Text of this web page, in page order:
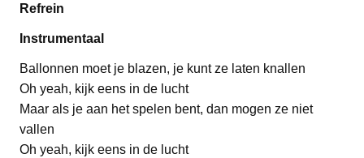
Refrein
Instrumentaal
Ballonnen moet je blazen, je kunt ze laten knallen
Oh yeah, kijk eens in de lucht
Maar als je aan het spelen bent, dan mogen ze niet
vallen
Oh yeah, kijk eens in de lucht